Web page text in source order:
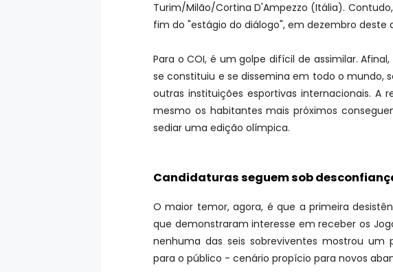
Turim/Milão/Cortina D'Ampezzo (Itália).
fim do "estágio do diálogo", em dezembro deste
Para o COI, é um golpe difícil de assimilar.
se constituiu e se dissemina em todo o mundo,
outras instituições esportivas internacionais. A
mesmo os habitantes mais próximos
sediar uma edição olímpica.
Candidaturas seguem sob
O maior temor, agora, é que a primeira
que demonstraram interesse em receber os
nenhuma das seis sobreviventes mostrou um
para o público - cenário propício para novos